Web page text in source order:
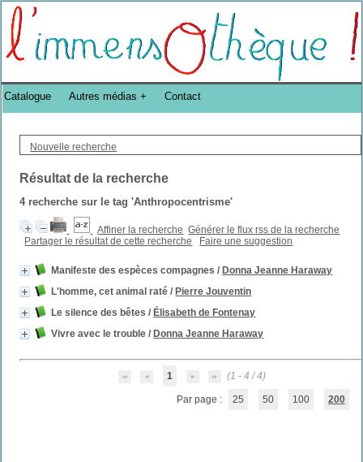
Bibliothèque DoucheFLUX Bibliotheek -->
Nouvelle recherche
Résultat de la recherche
4recherche sur le tag'Anthropocentrisme'
Affiner la recherche Générer le flux rss de la recherche
Partager le résultat de cette recherche
Faire une suggestion
Manifeste des espèces compagnes / Donna Jeanne Haraway
L'homme, cet animal raté / Pierre Jouventin
Le silence des bêtes / Élisabeth de Fontenay
Vivre avec le trouble / Donna Jeanne Haraway
1 (1 - 4 / 4)
Par page : 25 50 100 200
Catalogue Autres médias Contact